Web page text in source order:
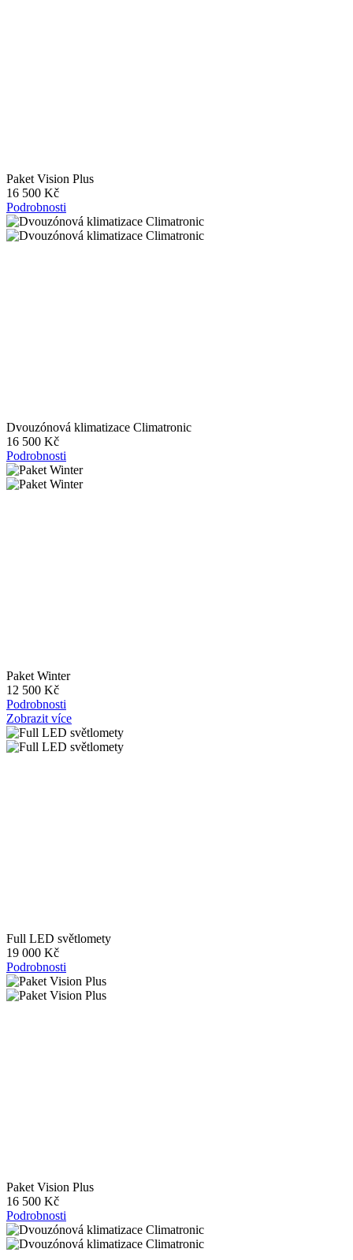
Paket Vision Plus
16 500 Kč
Podrobnosti
Dvouzónová klimatizace Climatronic
16 500 Kč
Podrobnosti
Paket Winter
12 500 Kč
Podrobnosti
Zobrazit více
Full LED světlomety
19 000 Kč
Podrobnosti
Paket Vision Plus
16 500 Kč
Podrobnosti